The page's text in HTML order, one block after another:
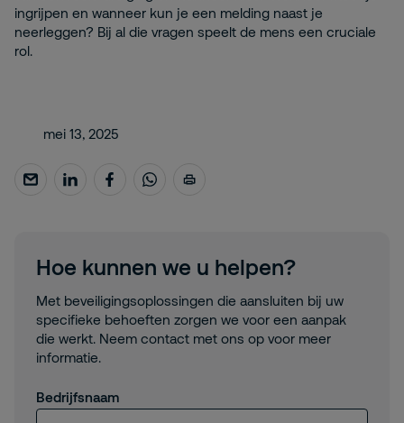
ingrijpen en wanneer kun je een melding naast je
neerleggen? Bij al die vragen speelt de mens een cruciale
rol.
mei 13, 2025
Hoe kunnen we u helpen?
Met beveiligingsoplossingen die aansluiten bij uw
specifieke behoeften zorgen we voor een aanpak
die werkt. Neem contact met ons op voor meer
informatie.
Bedrijfsnaam